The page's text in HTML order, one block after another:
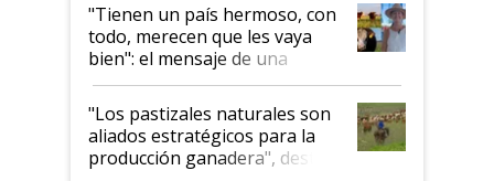
"Tienen un país hermoso, con
todo, merecen que les vaya
bien": el mensaje de una
ganadera uruguaya sobre las
oportunidades que se abren
para el agro en Argentina, con
foco en la carne
"Los pastizales naturales son
aliados estratégicos para la
producción ganadera", destaca